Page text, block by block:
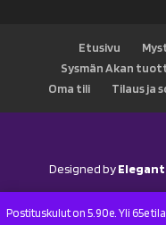
Postituskulut on 5.90e. Yli 65e
Etusivu
Sysmän Akan
Oma tili
Tilaus ja
Designed byElegant